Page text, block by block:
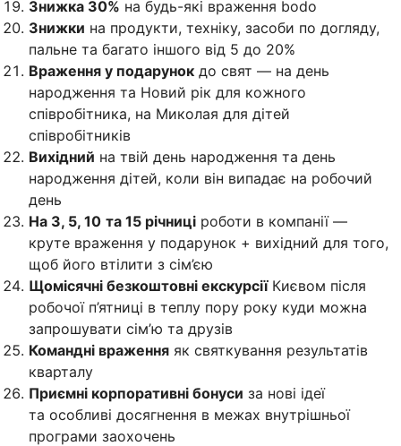
Знижка 30% на будь-які враження bodo
Знижки на продукти, техніку, засоби по догляду,
пальне та багато іншого від 5 до 20%
Враження у подарунок до свят — на день
народження та Новий рік для кожного
співробітника, на Миколая для дітей
співробітників
Вихідний на твій день народження та день
народження дітей, коли він випадає на робочий
день
На 3, 5, 10 та 15 річниці роботи в компанії —
круте враження у подарунок + вихідний для того,
щоб його втілити з сім’єю
Щомісячні безкоштовні екскурсіїКиєвом після
робочої п’ятниці в теплу пору року куди можна
запрошувати сім’ю та друзів
Командні враження як святкування результатів
кварталу
Приємні корпоративні бонуси за нові ідеї
та особливі досягнення в межах внутрішньої
програми заохочень